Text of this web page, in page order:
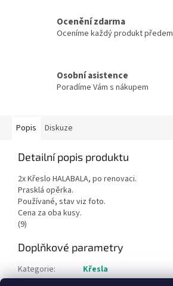
Ocenění zdarma
Oceníme každý produkt předem
Osobní asistence
Poradíme Vám s nákupem
Popis Diskuze
Detailní popis produktu
2x Křeslo HALABALA, po renovaci.
Prasklá opěrka.
Používané, stav viz foto.
Cena za oba kusy.
(9)
Doplňkové parametry
Kategorie:
Křesla